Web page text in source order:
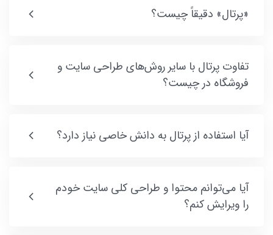
«پرتال» دقیقاً چیست؟
تفاوت پرتال با سایر روش‌های طراحی سایت و
فروشگاه در چیست؟
آیا استفاده از پرتال به دانش خاصی نیاز دارد؟
آیا می‌توانم محتوا و طراحی کلی سایت خودم
را ویرایش کنم؟